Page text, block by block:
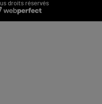
droits réservés